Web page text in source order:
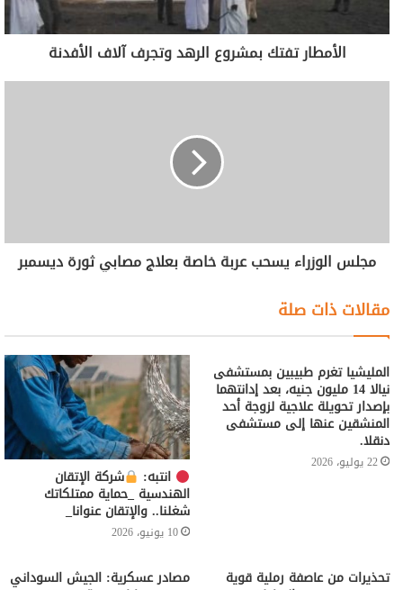
الأمطار تفتك بمشروع الرهد وتجرف آلاف الأفدنة
مجلس الوزراء يسحب عربة خاصة بعلاج مصابي ثورة ديسمبر
مقالات ذات صلة
المليشيا تغرم طبيبين بمستشفى
نيالا 14 مليون جنيه، بعد إدانتهما
بإصدار تحويلة علاجية لزوجة أحد
المنشقين عنها إلى مستشفى
دنقلا.
22 يوليو، 2026
انتبه: شركة الإتقان
الهندسية _حماية ممتلكاتك
شغلنا.. والإتقان عنوانا_
10 يونيو، 2026
تحذيرات من عاصفة رملية قوية مصادر عسكرية: الجيش السوداني